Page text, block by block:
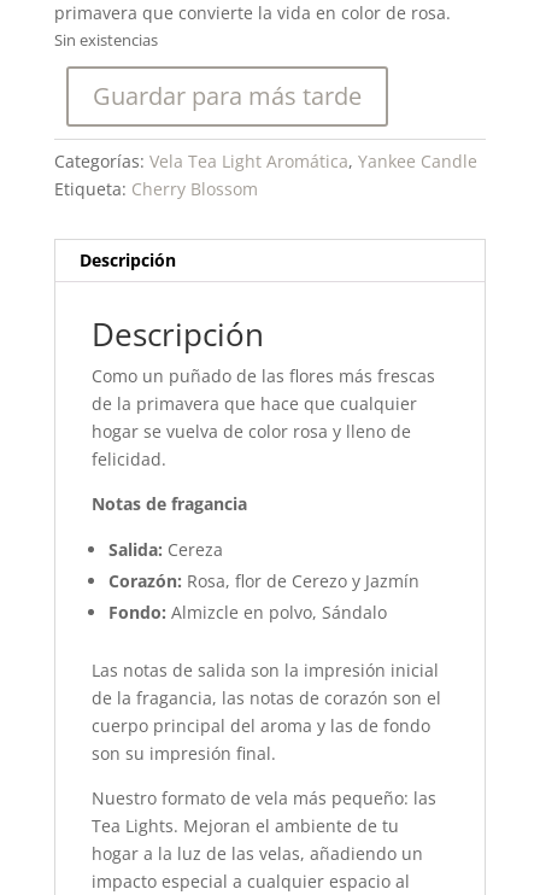
primavera que convierte la vida en color de rosa.
Sin existencias
Guardar para más tarde
Categorías: Vela Tea Light Aromática, Yankee Candle
Etiqueta: Cherry Blossom
Descripción
Descripción
Como un puñado de las flores más frescas
de la primavera que hace que cualquier
hogar se vuelva de color rosa y lleno de
felicidad.
Notas de fragancia
Salida: Cereza
Corazón: Rosa, flor de Cerezo y Jazmín
Fondo: Almizcle en polvo, Sándalo
Las notas de salida son la impresión inicial
de la fragancia, las notas de corazón son el
cuerpo principal del aroma y las de fondo
son su impresión final.
Nuestro formato de vela más pequeño: las
Tea Lights. Mejoran el ambiente de tu
hogar a la luz de las velas, añadiendo un
impacto especial a cualquier espacio al